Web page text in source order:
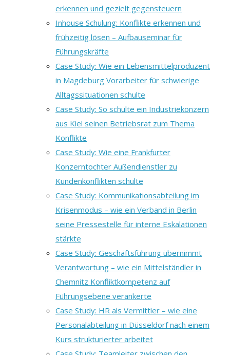
erkennen und gezielt gegensteuern
Inhouse Schulung: Konflikte erkennen und
frühzeitig lösen – Aufbauseminar für
Führungskräfte
Case Study: Wie ein Lebensmittelproduzent
in Magdeburg Vorarbeiter für schwierige
Alltagssituationen schulte
Case Study: So schulte ein Industriekonzern
aus Kiel seinen Betriebsrat zum Thema
Konflikte
Case Study: Wie eine Frankfurter
Konzerntochter Außendienstler zu
Kundenkonflikten schulte
Case Study: Kommunikationsabteilung im
Krisenmodus – wie ein Verband in Berlin
seine Pressestelle für interne Eskalationen
stärkte
Case Study: Geschäftsführung übernimmt
Verantwortung – wie ein Mittelständler in
Chemnitz Konfliktkompetenz auf
Führungsebene verankerte
Case Study: HR als Vermittler – wie eine
Personalabteilung in Düsseldorf nach einem
Kurs strukturierter arbeitet